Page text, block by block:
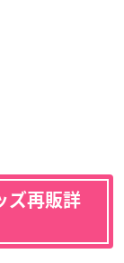
ズ再販詳